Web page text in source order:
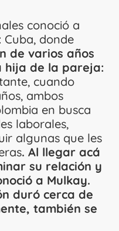
conoció a
donde
de varios años
hija de la pareja:
cuando
ambos
en busca
laborales,
algunas que les
. Al llegar acá
su relación y
a Mulkay.
duró cerca de
también se